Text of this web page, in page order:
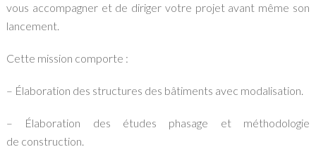
vous accompagner et de diriger votre projet avant même son
lancement.
Cette mission comporte :
– Élaboration des structures des bâtiments avec modalisation.
– Élaboration des études phasage et méthodologie
de construction.